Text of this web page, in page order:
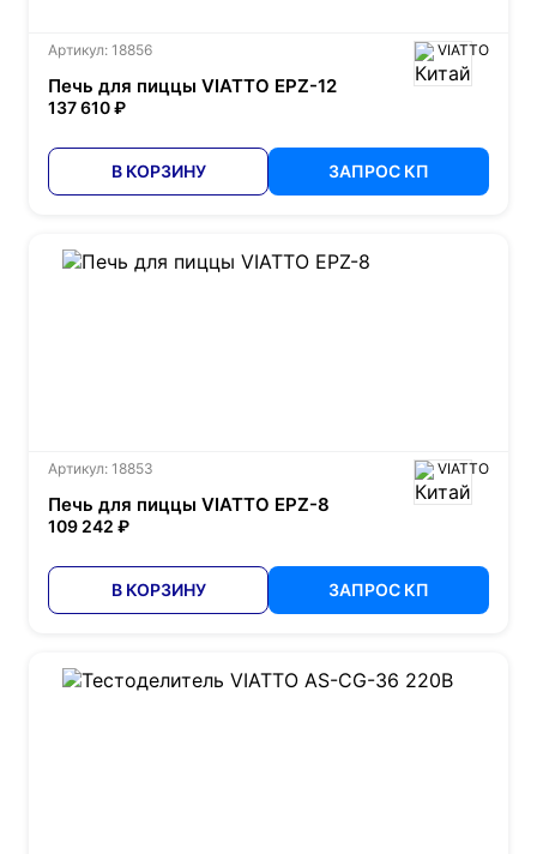
Артикул: 18856 VIATTO
Печь для пиццы VIATTO EPZ-12
137 610 ₽
В КОРЗИНУ ЗАПРОС КП
Артикул: 18853 VIATTO
Печь для пиццы VIATTO EPZ-8
109 242 ₽
В КОРЗИНУ ЗАПРОС КП